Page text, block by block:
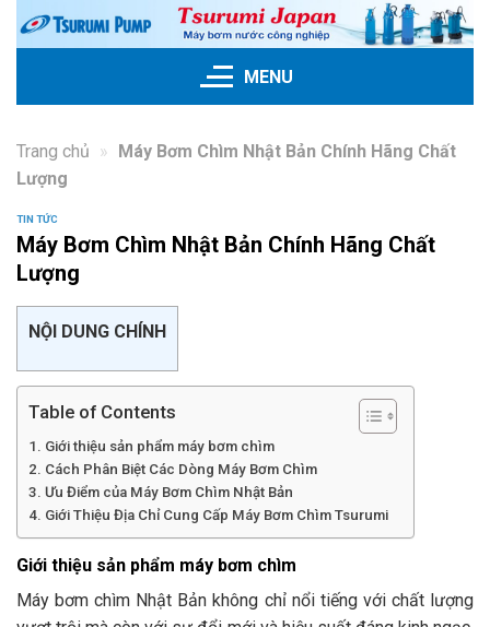
Skip
MENU
Trang chủ » Máy Bơm Chìm Nhật Bản Chính Hãng Chất
Lượng
TIN TỨC
Máy Bơm Chìm Nhật Bản Chính Hãng Chất
Lượng
NỘI DUNG CHÍNH
Table of Contents
Giới thiệu sản phẩm máy bơm chìm
Cách Phân Biệt Các Dòng Máy Bơm Chìm
Ưu Điểm của Máy Bơm Chìm Nhật Bản
Giới Thiệu Địa Chỉ Cung Cấp Máy Bơm Chìm Tsurumi
Giới thiệu sản phẩm máy bơm chìm
Máy bơm chìm Nhật Bản không chỉ nổi tiếng với chất lượng